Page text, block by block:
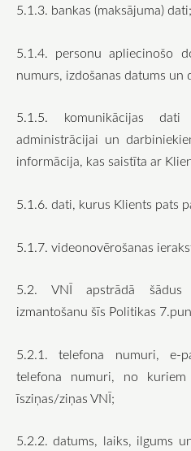
5.1.3. bankas (maksājuma) dati;
5.1.4. personu apliecinošo
numurs, izdošanas datums un
5.1.5. komunikācijas
administrācijai un
informācija, kas saistīta ar
5.1.6. dati, kurus Klients pats
5.1.7. videonovērošanas
5.2. VNĪ apstrādā
izmantošanu šīs Politikas
5.2.1. telefona numuri, e-
telefona numuri, no
īsziņas/ziņas VNĪ;
5.2.2. datums, laiks, ilgums